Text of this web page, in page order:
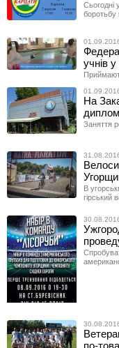
Сьогодні
боротьбу
учнів
На
Заняття
В
гірський
по-